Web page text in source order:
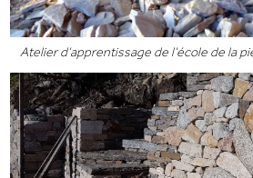
Atelier d’apprentissage de l’école de la